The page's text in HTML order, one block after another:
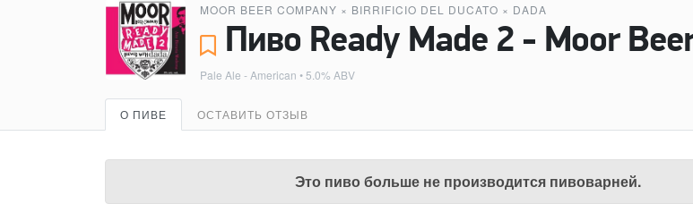
MOOR BEER COMPANY × BIRRIFICIO DEL DUCATO × DADA
Pale Ale - American • 5.0% ABV
О ПИВЕ ОСТАВИТЬ ОТЗЫВ
Это пиво больше не производится пивоварней.